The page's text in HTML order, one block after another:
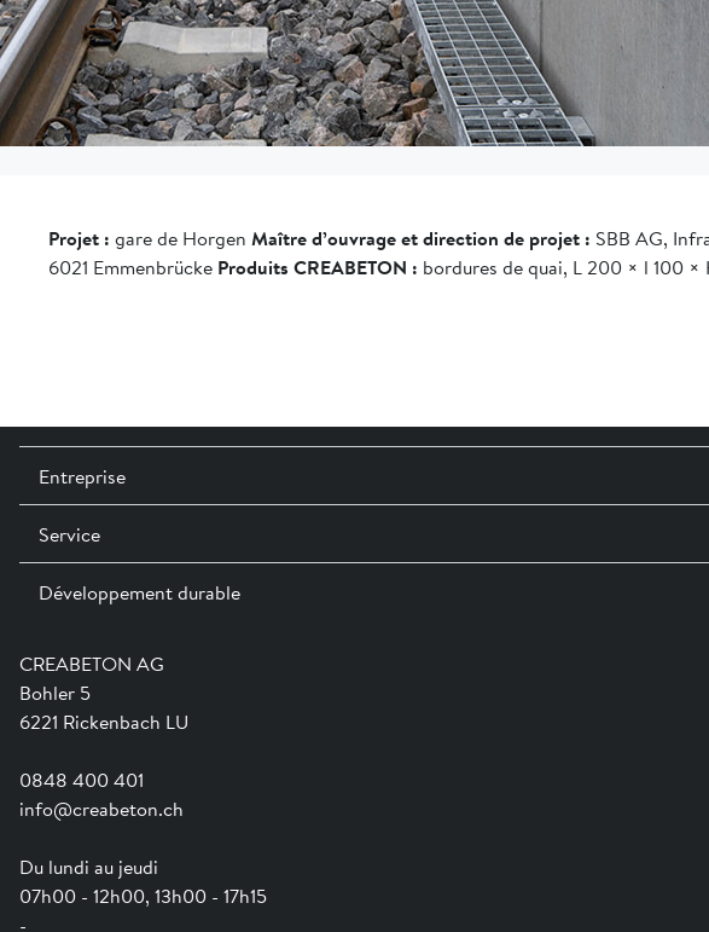
Projet : gare de Horgen Maître d’ouvrage et direction de projet : SBB AG,
6021 Emmenbrücke Produits CREABETON : bordures de quai, L 200 × l 100 ×
CREABETON AG
Bohler 5
6221 Rickenbach LU
0848 400 401
info@creabeton.ch
Du lundi au jeudi
07h00 - 12h00, 13h00 - 17h15
-
Entreprise
Contact / Sites
Expositions permanentes
Team
Formation
Service
Services
Aide en ligne
Guide pratique pour la mise en oeuvre
Newsletter
Développement durable
Engagement
Swissness
Ville-éponge